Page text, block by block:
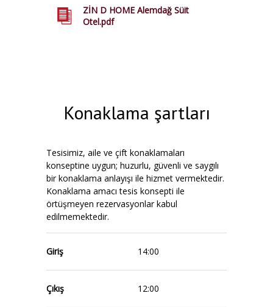
ZİN D HOME Alemdağ Süit
Otel.pdf
Konaklama şartları
Tesisimiz, aile ve çift konaklamaları
konseptine uygun; huzurlu, güvenli ve saygılı
bir konaklama anlayışı ile hizmet vermektedir.
Konaklama amacı tesis konsepti ile
örtüşmeyen rezervasyonlar kabul
edilmemektedir.
Giriş 14:00
Çıkış 12:00